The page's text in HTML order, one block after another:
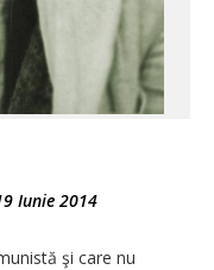
Iunie 2014
şi care nu